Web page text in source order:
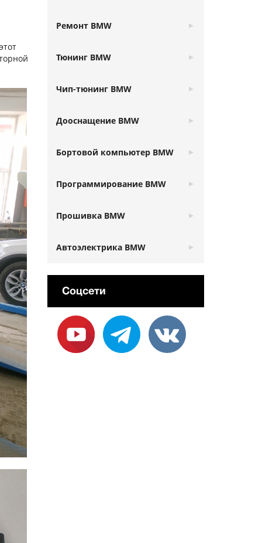
Ремонт BMW
Тюнинг BMW
Чип-тюнинг BMW
Дооснащение BMW
Бортовой компьютер BMW
Программирование BMW
Прошивка BMW
Автоэлектрика BMW
Соцсети